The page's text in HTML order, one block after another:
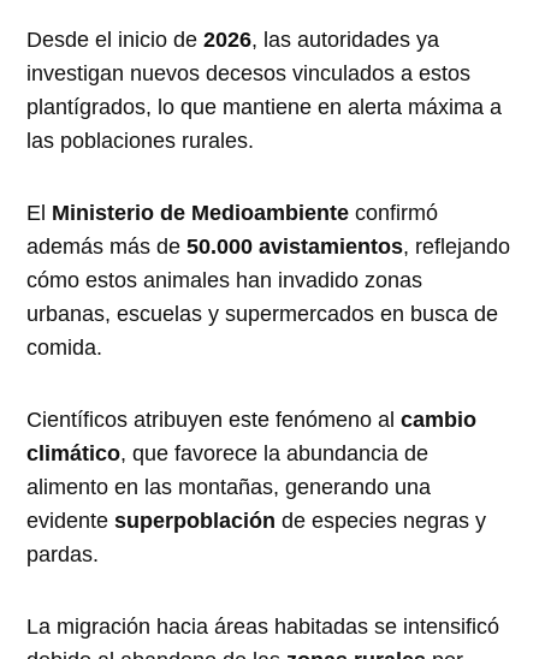
Desde el inicio de2026, las autoridades ya
investigan nuevos decesos vinculados a estos
plantígrados, lo que mantiene en alerta máxima a
las poblaciones rurales.
El Ministerio de Medioambiente confirmó
además más de50.000 avistamientos, reflejando
cómo estos animales han invadido zonas
urbanas, escuelas y supermercados en busca de
comida.
Científicos atribuyen este fenómeno alcambio
climático, que favorece la abundancia de
alimento en las montañas, generando una
evidentesuperpoblación de especies negras y
pardas.
La migración hacia áreas habitadas se intensificó